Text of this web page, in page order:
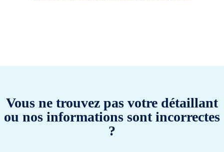
Vous ne trouvez pas votre détaillant
ou nos informations sont incorrectes
?